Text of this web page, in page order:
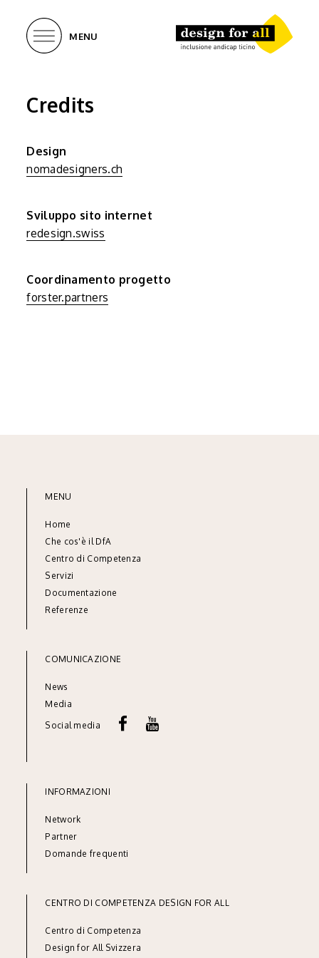
MENU
Credits
Design
nomadesigners.ch
Sviluppo sito internet
redesign.swiss
Coordinamento progetto
forster.partners
MENU
Home
Che cos'è il DfA
Centro di Competenza
Servizi
Documentazione
Referenze
COMUNICAZIONE
News
Media
Social media
INFORMAZIONI
Network
Partner
Domande frequenti
CENTRO DI COMPETENZA DESIGN FOR ALL
Centro di Competenza
Design for All Svizzera